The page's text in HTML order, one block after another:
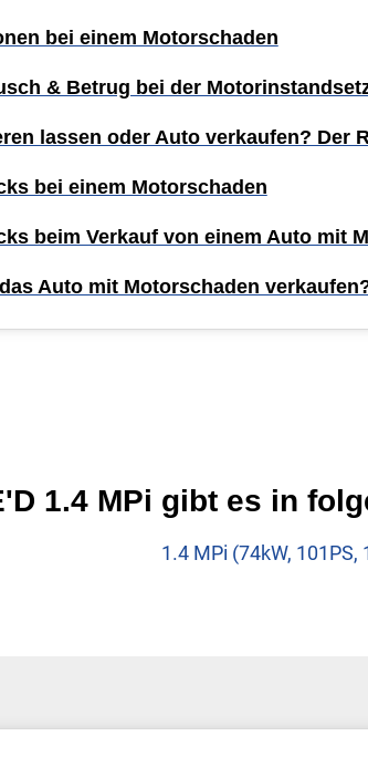
bei einem Motorschaden
& Betrug bei der
lassen oder Auto verkaufen? Der
bei einem Motorschaden
beim Verkauf von einem Auto mit
Auto mit Motorschaden
1.4 MPi gibt es in
1.4 MPi (74kW,